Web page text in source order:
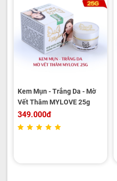
Kem Mụn - Trắng Da - Mờ
Vết Thâm MYLOVE 25g
349.000đ